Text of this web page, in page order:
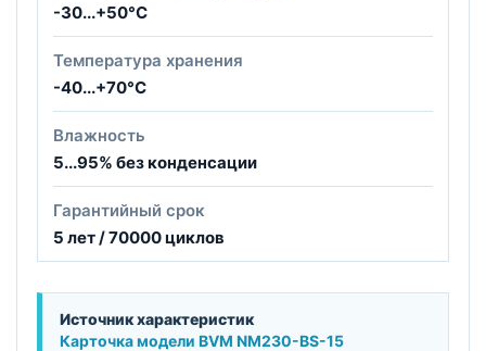
-30...+50°С
Температура хранения
-40...+70°С
Влажность
5...95% без конденсации
Гарантийный срок
5 лет / 70000 циклов
Источник характеристик
Карточка модели BVM NM230-BS-15